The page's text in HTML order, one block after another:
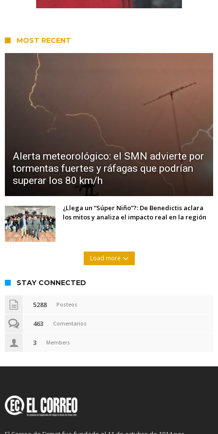
MOST RECENT
Alerta meteorológico: el SMN advierte por
tormentas fuertes y ráfagas que podrían
superar los 80 km/h
¿Llega un “Súper Niño”?: De Benedictis aclara
los mitos y analiza el impacto real en la región
Load more
STAY CONNECTED
5288 Posteos
463 Comentarios
3 Members